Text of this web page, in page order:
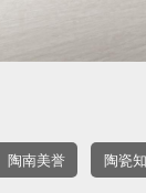
陶南美誉 陶瓷